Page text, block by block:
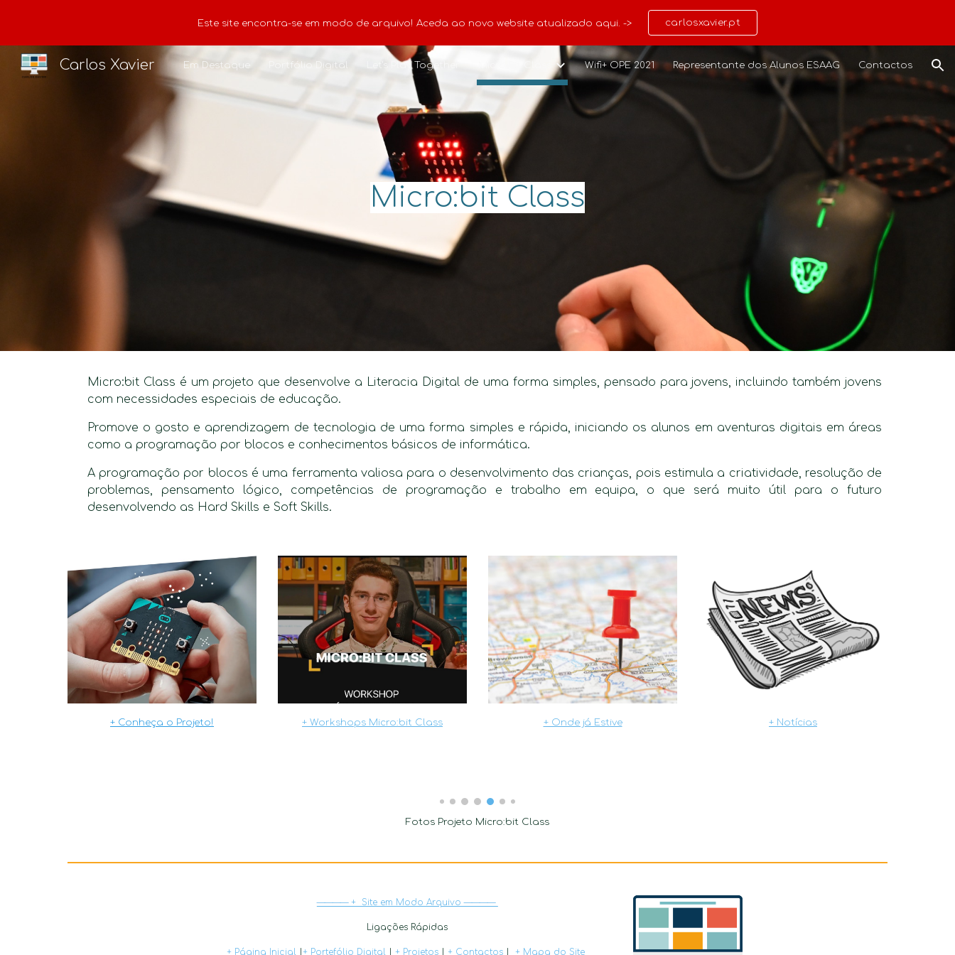
Skip to main content Skip to navigation
Este site encontra-se em modo de arquivo! Aceda ao novo website atualizado aqui. -> carlosxavier.pt
Carlos Xavier Em Destaque Portfólio Digital Let's Play Together Wifi+ OPE 2021 Representante dos Alunos ESAAG Contactos
Micro:bit Class
Micro:bit Class é um projeto que desenvolve a Literacia Digital de uma forma simples, pensado para jovens, incluindo também jovens
com necessidades especiais de educação.
Promove o gosto e aprendizagem de tecnologia de uma forma simples e rápida, iniciando os alunos em aventuras digitais em áreas
como a programação por blocos e conhecimentos básicos de informática.
A programação por blocos é uma ferramenta valiosa para o desenvolvimento das crianças, pois estimula a criatividade, resolução de
problemas, pensamento lógico, competências de programação e trabalho em equipa, o que será muito útil para o futuro
desenvolvendo as Hard Skills e Soft Skills.
+ Conheça o Projeto! + Workshops Micro:bit Class + Onde já Estive + Notícias
Fotos Projeto Micro:bit Class
———— + Site em Modo Arquivo ————
Ligações Rápidas
+ Página Inicial |+ Portefólio Digital + Projetos + Contactos + Mapa do Site